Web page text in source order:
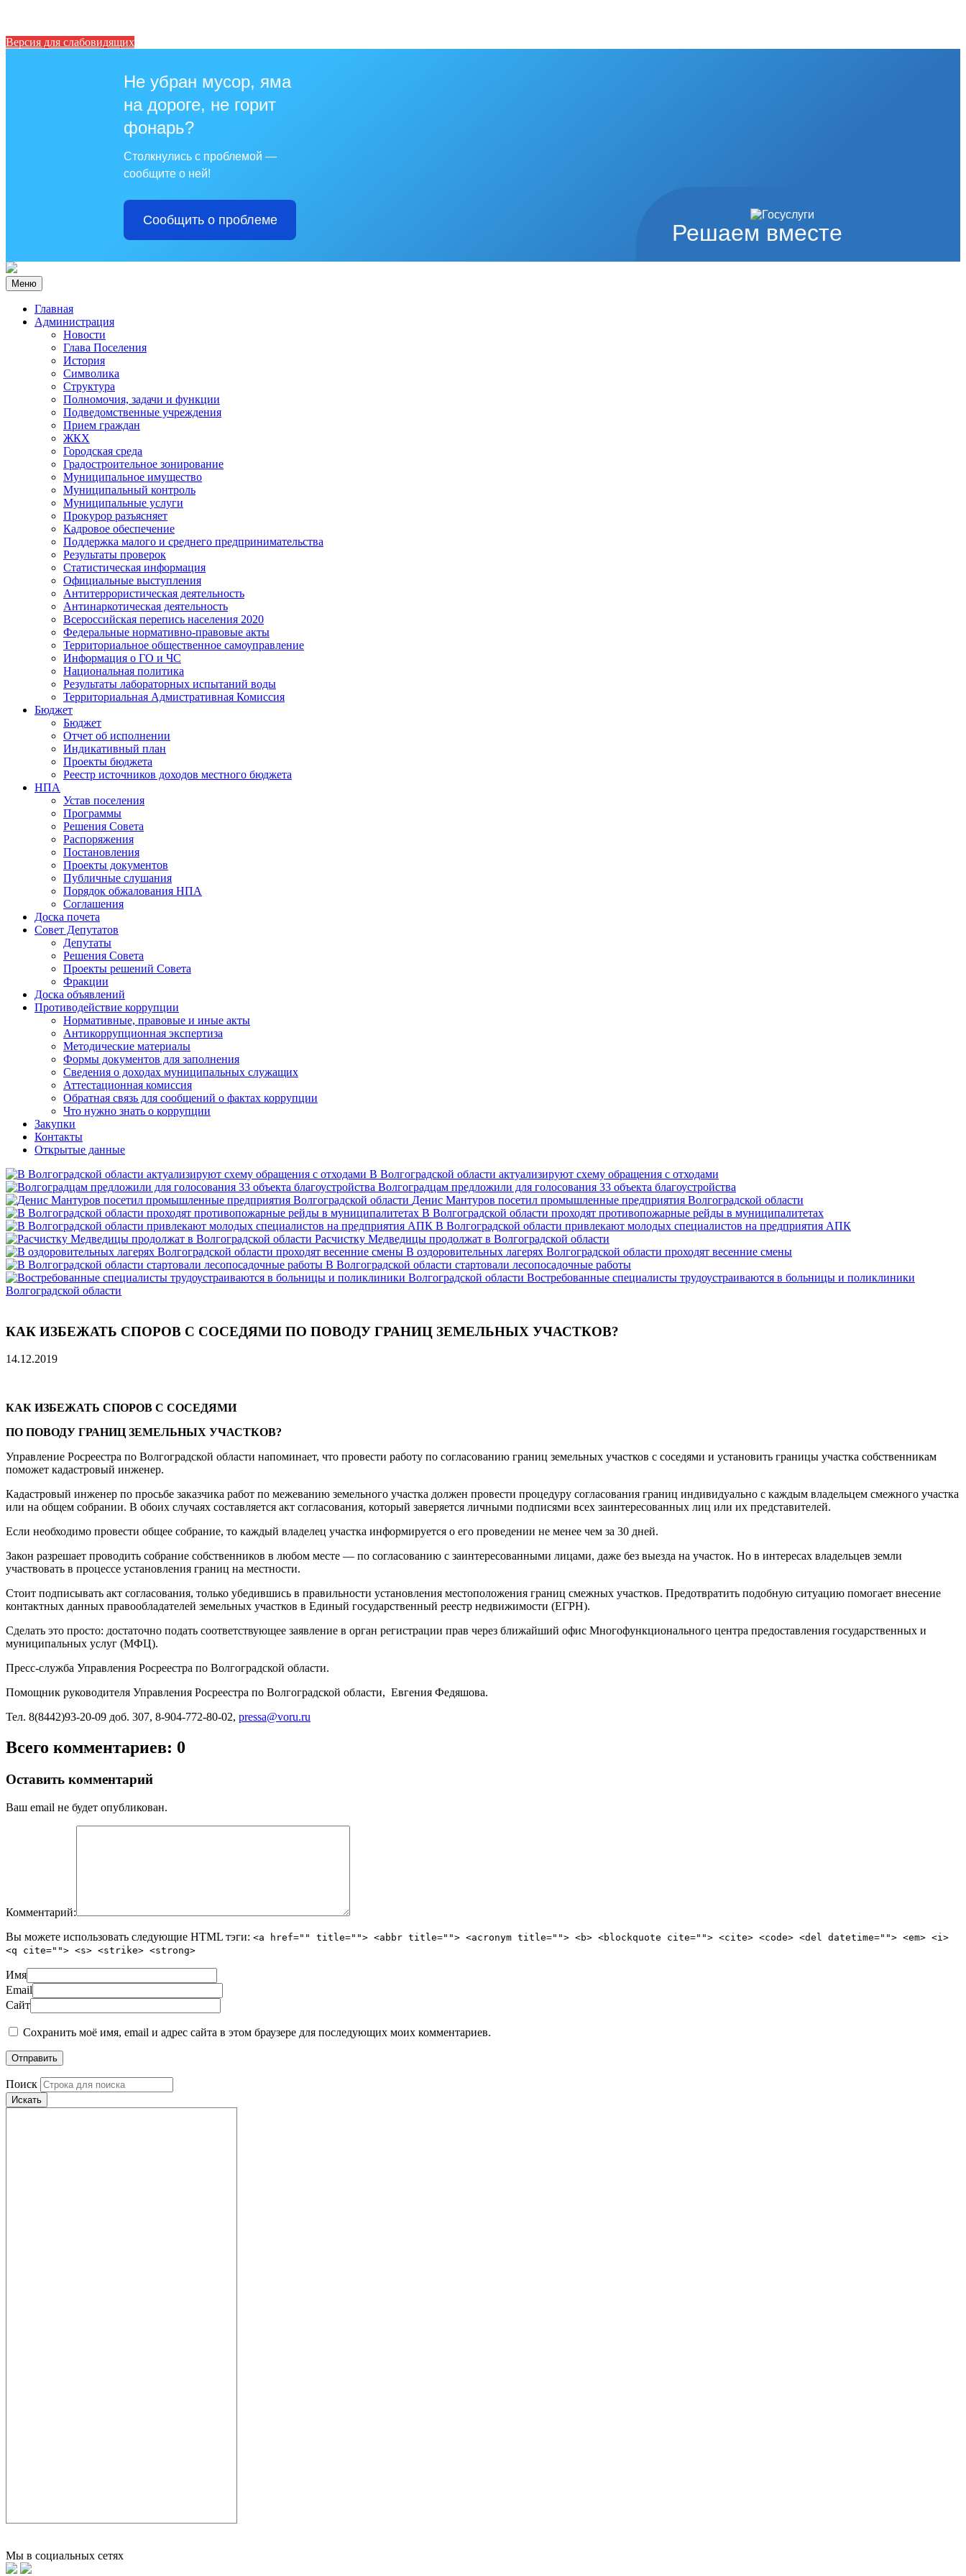
Версия для слабовидящих
Решаем вместе
Не убран мусор, яма
на дороге, не горит
фонарь?
Столкнулись с проблемой —
сообщите о ней!
Сообщить о проблеме
Меню
Главная
Администрация
Новости
Глава Поселения
История
Символика
Структура
Полномочия, задачи и функции
Подведомственные учреждения
Прием граждан
ЖКХ
Городская среда
Градостроительное зонирование
Муниципальное имущество
Муниципальный контроль
Муниципальные услуги
Прокурор разъясняет
Кадровое обеспечение
Поддержка малого и среднего предпринимательства
Результаты проверок
Статистическая информация
Официальные выступления
Антитеррористическая деятельность
Антинаркотическая деятельность
Всероссийская перепись населения 2020
Федеральные нормативно-правовые акты
Территориальное общественное самоуправление
Информация о ГО и ЧС
Национальная политика
Результаты лабораторных испытаний воды
Территориальная Адмистративная Комиссия
Бюджет
Бюджет
Отчет об исполнении
Индикативный план
Проекты бюджета
Реестр источников доходов местного бюджета
НПА
Устав поселения
Программы
Решения Совета
Распоряжения
Постановления
Проекты документов
Публичные слушания
Порядок обжалования НПА
Соглашения
Доска почета
Совет Депутатов
Депутаты
Решения Совета
Проекты решений Совета
Фракции
Доска объявлений
Противодействие коррупции
Нормативные, правовые и иные акты
Антикоррупционная экспертиза
Методические материалы
Формы документов для заполнения
Сведения о доходах муниципальных служащих
Аттестационная комиссия
Обратная связь для сообщений о фактах коррупции
Что нужно знать о коррупции
Закупки
Контакты
Открытые данные
В Волгоградской области актуализируют схему обращения с отходами
Волгоградцам предложили для голосования 33 объекта благоустройства
Денис Мантуров посетил промышленные предприятия Волгоградской области
В Волгоградской области проходят противопожарные рейды в муниципалитетах
В Волгоградской области привлекают молодых специалистов на предприятия АПК
Расчистку Медведицы продолжат в Волгоградской области
В оздоровительных лагерях Волгоградской области проходят весенние смены
В Волгоградской области стартовали лесопосадочные работы
Востребованные специалисты трудоустраиваются в больницы и поликлиники
Волгоградской области
КАК ИЗБЕЖАТЬ СПОРОВ С СОСЕДЯМИ ПО ПОВОДУ ГРАНИЦ ЗЕМЕЛЬНЫХ УЧАСТКОВ?
14.12.2019
КАК ИЗБЕЖАТЬ СПОРОВ С СОСЕДЯМИ
ПО ПОВОДУ ГРАНИЦ ЗЕМЕЛЬНЫХ УЧАСТКОВ?
Управление Росреестра по Волгоградской области напоминает, что провести работу по согласованию границ земельных участков с соседями и установить границы участка собственникам
поможет кадастровый инженер.
Кадастровый инженер по просьбе заказчика работ по межеванию земельного участка должен провести процедуру согласования границ индивидуально с каждым владельцем смежного участка
или на общем собрании. В обоих случаях составляется акт согласования, который заверяется личными подписями всех заинтересованных лиц или их представителей.
Если необходимо провести общее собрание, то каждый владелец участка информируется о его проведении не менее чем за 30 дней.
Закон разрешает проводить собрание собственников в любом месте — по согласованию с заинтересованными лицами, даже без выезда на участок. Но в интересах владельцев земли
участвовать в процессе установления границ на местности.
Стоит подписывать акт согласования, только убедившись в правильности установления местоположения границ смежных участков. Предотвратить подобную ситуацию помогает внесение
контактных данных правообладателей земельных участков в Единый государственный реестр недвижимости (ЕГРН).
Сделать это просто: достаточно подать соответствующее заявление в орган регистрации прав через ближайший офис Многофункционального центра предоставления государственных и
муниципальных услуг (МФЦ).
Пресс-служба Управления Росреестра по Волгоградской области.
Помощник руководителя Управления Росреестра по Волгоградской области, Евгения Федяшова.
Тел. 8(8442)93-20-09 доб. 307, 8-904-772-80-02, pressa@voru.ru
Всего комментариев: 0
Оставить комментарий
Ваш email не будет опубликован.
Комментарий:
Вы можете использовать следующие HTML тэги: <a href="" title=""> <abbr title=""> <acronym title=""> <b> <blockquote cite=""> <cite> <code> <del datetime=""> <em> <i>
<q cite=""> <s> <strike> <strong>
Имя
Email
Сайт
Сохранить моё имя, email и адрес сайта в этом браузере для последующих моих комментариев.
Поиск
Искать
Мы в социальных сетях